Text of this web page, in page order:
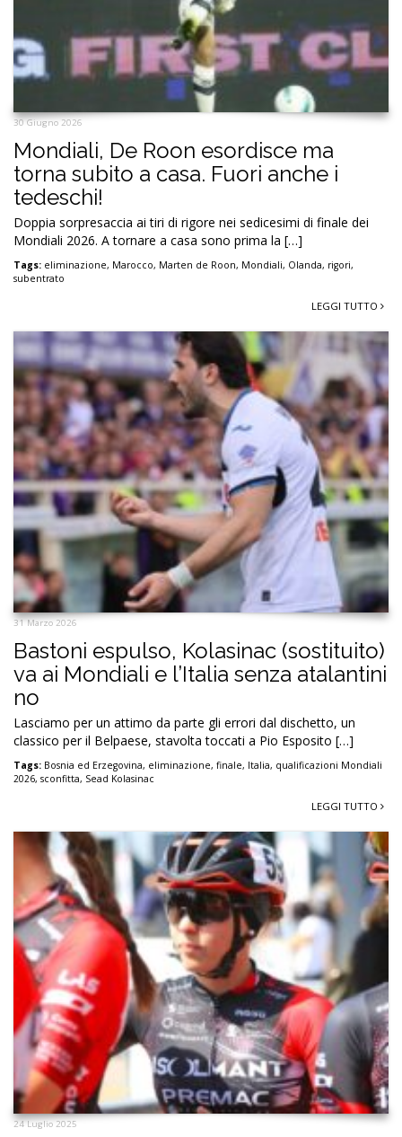
30 Giugno 2026
Mondiali, De Roon esordisce ma
torna subito a casa. Fuori anche i
tedeschi!
Doppia sorpresaccia ai tiri di rigore nei sedicesimi di finale dei
Mondiali 2026. A tornare a casa sono prima la […]
Tags: eliminazione, Marocco, Marten de Roon, Mondiali, Olanda, rigori,
subentrato
LEGGI TUTTO
31 Marzo 2026
Bastoni espulso, Kolasinac (sostituito)
va ai Mondiali e l’Italia senza atalantini
no
Lasciamo per un attimo da parte gli errori dal dischetto, un
classico per il Belpaese, stavolta toccati a Pio Esposito […]
Tags: Bosnia ed Erzegovina, eliminazione, finale, Italia, qualificazioni Mondiali
2026, sconfitta, Sead Kolasinac
LEGGI TUTTO
24 Luglio 2025